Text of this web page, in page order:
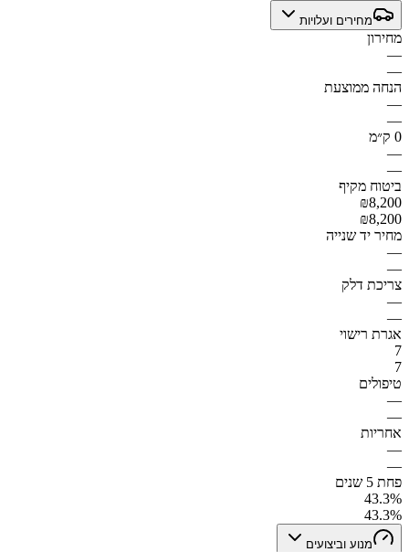
מחירים ועלויות
מחירון
—
—
הנחה ממוצעת
—
—
0 ק״מ
—
—
ביטוח מקיף
₪8,200
₪8,200
מחיר יד שנייה
—
—
צריכת דלק
—
—
אגרת רישוי
7
7
טיפולים
—
—
אחריות
—
—
פחת 5 שנים
43.3%
43.3%
מנוע וביצועים